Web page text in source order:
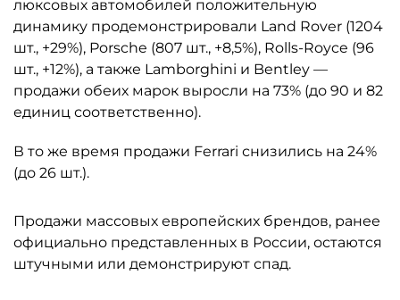
люксовых автомобилей положительную
динамику продемонстрировали Land Rover (1204
шт., +29%), Porsche (807 шт., +8,5%), Rolls-Royce (96
шт., +12%), а также Lamborghini и Bentley —
продажи обеих марок выросли на 73% (до 90 и 82
единиц соответственно).
В то же время продажи Ferrari снизились на 24%
(до 26 шт.).
Продажи массовых европейских брендов, ранее
официально представленных в России, остаются
штучными или демонстрируют спад.